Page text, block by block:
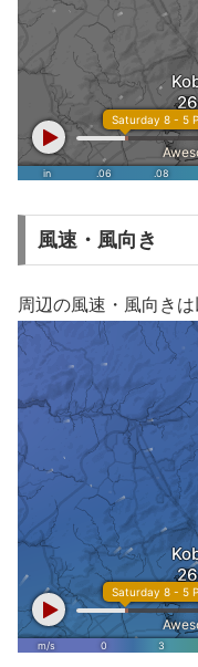
風速・風向き
周辺の風速・風向きは